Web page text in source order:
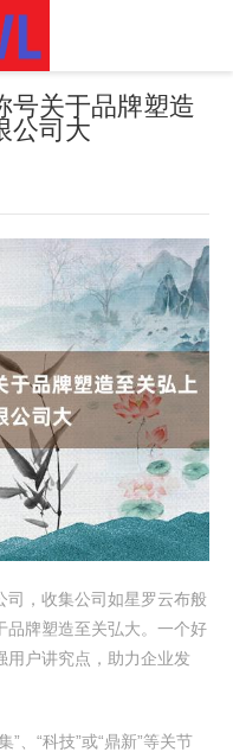
号关于品牌塑造
公司大
司，收集公司如星罗云布般
品牌塑造至关弘大。一个好
用户讲究点，助力企业发
、“科技”或“鼎新”等关节